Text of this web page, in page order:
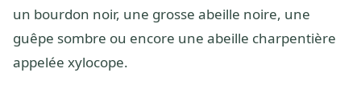
un bourdon noir, une grosse abeille noire, une
guêpe sombre ou encore une abeille charpentière
appelée xylocope.